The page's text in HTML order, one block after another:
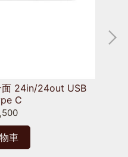
面 24in/24out USB
C
車